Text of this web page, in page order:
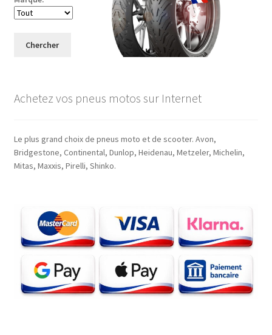
Chercher
Achetez vos pneus motos sur Internet
Le plus grand choix de pneus moto et de scooter. Avon,
Bridgestone, Continental, Dunlop, Heidenau, Metzeler, Michelin,
Mitas, Maxxis, Pirelli, Shinko.